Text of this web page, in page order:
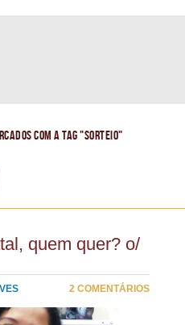
com a tag "sorteio"
quem quer? o/
2 COMENTÁRIOS